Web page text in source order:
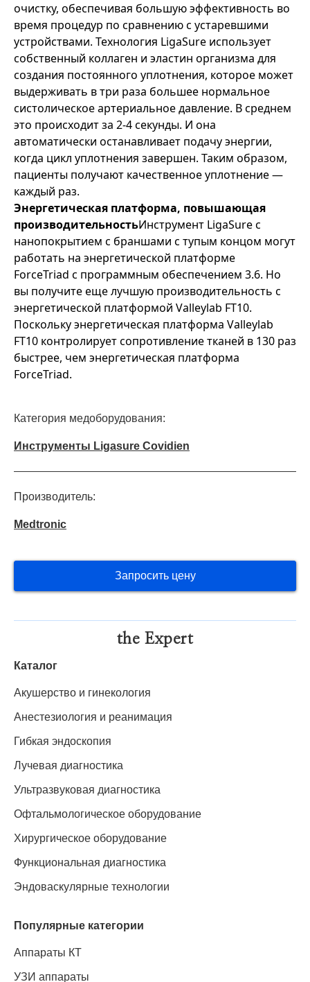
Категория медоборудования:
Инструменты Ligasure Covidien
Производитель:
Medtronic
Запросить цену
очистку, обеспечивая большую эффективность во
время процедур по сравнению с устаревшими
устройствами. Технология LigaSure использует
собственный коллаген и эластин организма для
создания постоянного уплотнения, которое может
выдерживать в три раза большее нормальное
систолическое артериальное давление. В среднем
это происходит за 2-4 секунды. И она
автоматически останавливает подачу энергии,
когда цикл уплотнения завершен. Таким образом,
пациенты получают качественное уплотнение —
каждый раз.
Энергетическая платформа, повышающая
производительностьИнструмент LigaSure с
нанопокрытием с браншами с тупым концом могут
работать на энергетической платформе
ForceTriad с программным обеспечением 3.6. Но
вы получите еще лучшую производительность с
энергетической платформой Valleylab FT10.
Поскольку энергетическая платформа Valleylab
FT10 контролирует сопротивление тканей в 130 раз
быстрее, чем энергетическая платформа
ForceTriad.
the Expert
Каталог
Акушерство и гинекология
Анестезиология и реанимация
Гибкая эндоскопия
Лучевая диагностика
Ультразвуковая диагностика
Офтальмологическое оборудование
Хирургическое оборудование
Функциональная диагностика
Эндоваскулярные технологии
Популярные категории
Аппараты КТ
УЗИ аппараты